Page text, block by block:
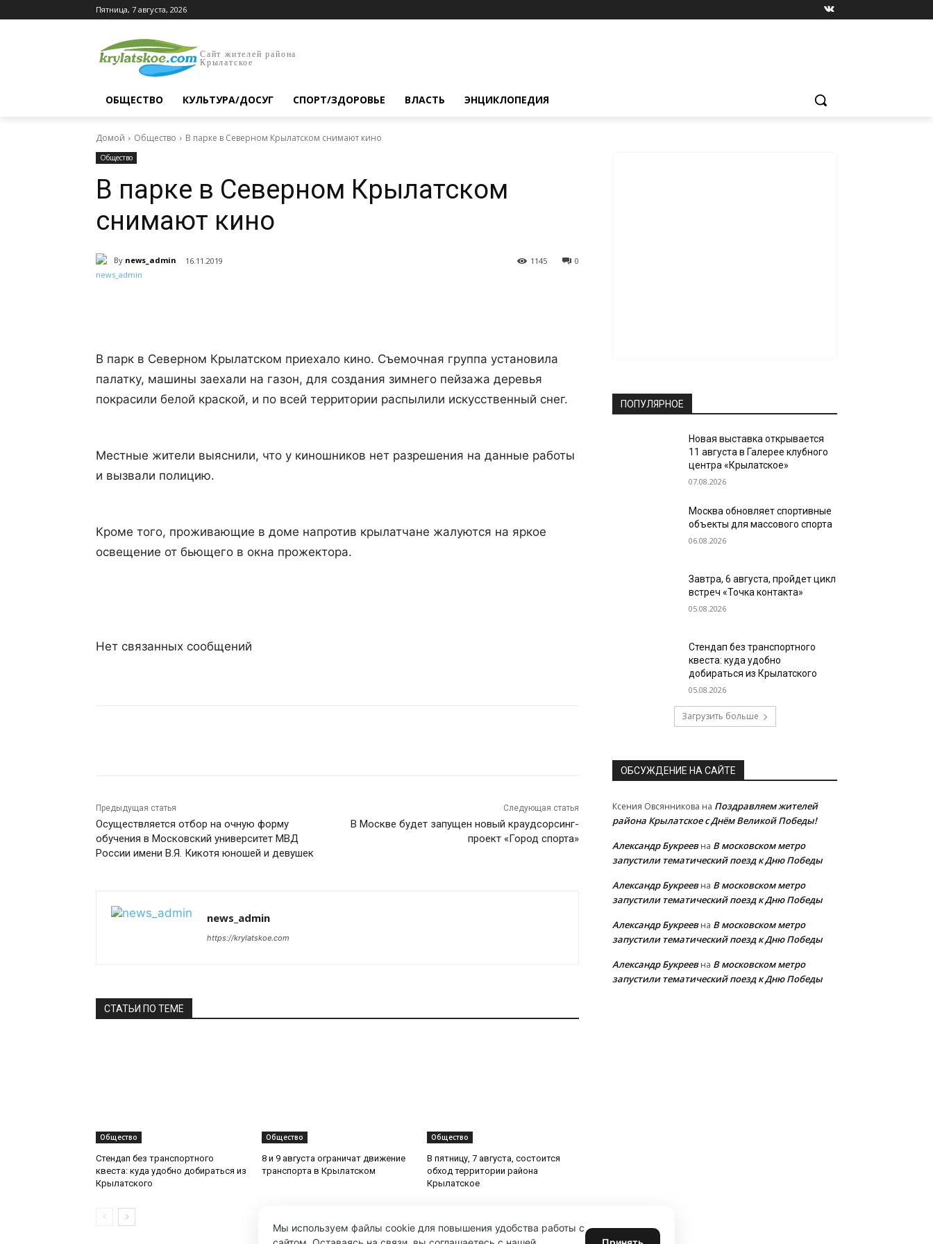
Пятница, 7 августа, 2026
Сайт жителей района
Крылатское
ОБЩЕСТВО КУЛЬТУРА/ДОСУГ СПОРТ/ЗДОРОВЬЕ ВЛАСТЬ ЭНЦИКЛОПЕДИЯ
Домой Общество В парке в Северном Крылатском снимают кино
Общество
В парке в Северном Крылатском
снимают кино
By news_admin 16.11.2019 0
1145
В парк в Северном Крылатском приехало кино. Съемочная группа установила
палатку, машины заехали на газон, для создания зимнего пейзажа деревья
покрасили белой краской, и по всей территории распылили искусственный снег.
Местные жители выяснили, что у киношников нет разрешения на данные работы
и вызвали полицию.
Кроме того, проживающие в доме напротив крылатчане жалуются на яркое
освещение от бьющего в окна прожектора.
Нет связанных сообщений
Предыдущая статья
Осуществляется отбор на очную форму
обучения в Московский университет МВД
России имени В.Я. Кикотя юношей и девушек
Следующая статья
В Москве будет запущен новый краудсорсинг-
проект «Город спорта»
news_admin
https://krylatskoe.com
СТАТЬИ ПО ТЕМЕ
Общество
Стендап без транспортного
квеста: куда удобно добираться из
Крылатского
Общество
8 и 9 августа ограничат движение
транспорта в Крылатском
Общество
В пятницу, 7 августа, состоится
обход территории района
Крылатское
ПОПУЛЯРНОЕ
Новая выставка открывается
11 августа в Галерее клубного
центра «Крылатское»
07.08.2026
Москва обновляет спортивные
объекты для массового спорта
06.08.2026
Завтра, 6 августа, пройдет цикл
встреч «Точка контакта»
05.08.2026
Стендап без транспортного
квеста: куда удобно
добираться из Крылатского
05.08.2026
Загрузить больше
ОБСУЖДЕНИЕ НА САЙТЕ
Ксения Овсянникова на Поздравляем жителей
района Крылатское с Днём Великой Победы!
Александр Букреевна В московском метро
запустили тематический поезд к Дню Победы
Александр Букреевна В московском метро
запустили тематический поезд к Дню Победы
Александр Букреевна В московском метро
запустили тематический поезд к Дню Победы
Александр Букреевна В московском метро
запустили тематический поезд к Дню Победы
Мы используем файлы cookie для повышения удобства работы с